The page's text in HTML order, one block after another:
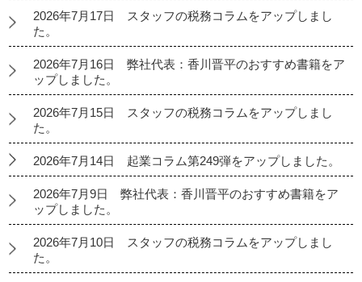
2026年7月17日 スタッフの税務コラムをアップしまし
た。
2026年7月16日 弊社代表：香川晋平のおすすめ書籍をア
ップしました。
2026年7月15日 スタッフの税務コラムをアップしまし
た。
2026年7月14日 起業コラム第249弾をアップしました。
2026年7月9日 弊社代表：香川晋平のおすすめ書籍をア
ップしました。
2026年7月10日 スタッフの税務コラムをアップしまし
た。